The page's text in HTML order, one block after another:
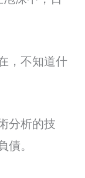
，不知道什
分析的技
。